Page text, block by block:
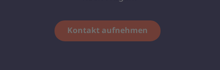
Kontakt aufnehmen